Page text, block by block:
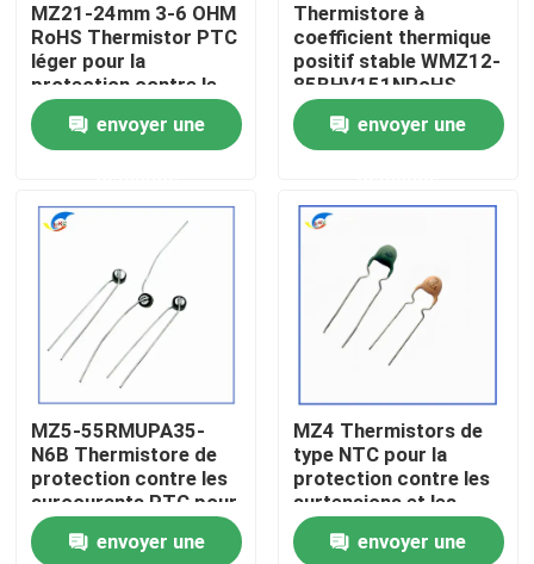
À la maison
Produits
vidéo
À propos de nous
Visite de l'usine
Contrôle de la qualité
Nous contacter
MZ21-24mm 3-6 OHM
RoHS Thermistor PTC
léger pour la
protection contre le
surcourant
Thermistor à
coefficient thermique
envoyer une
Thermistore à
coefficient thermique
positif stable WMZ12-
85BHV151NRoHS
pour la protection
contre le surcourant
Certifié compatible
envoyer une
MZ5-55RMUPA35-
N6B Thermistore de
protection contre les
surcourants PTC pour
les produits de
contrôle du vent
envoyer une
MZ4 Thermistors de
type NTC pour la
protection contre les
surtensions et les
surcharges
envoyer une